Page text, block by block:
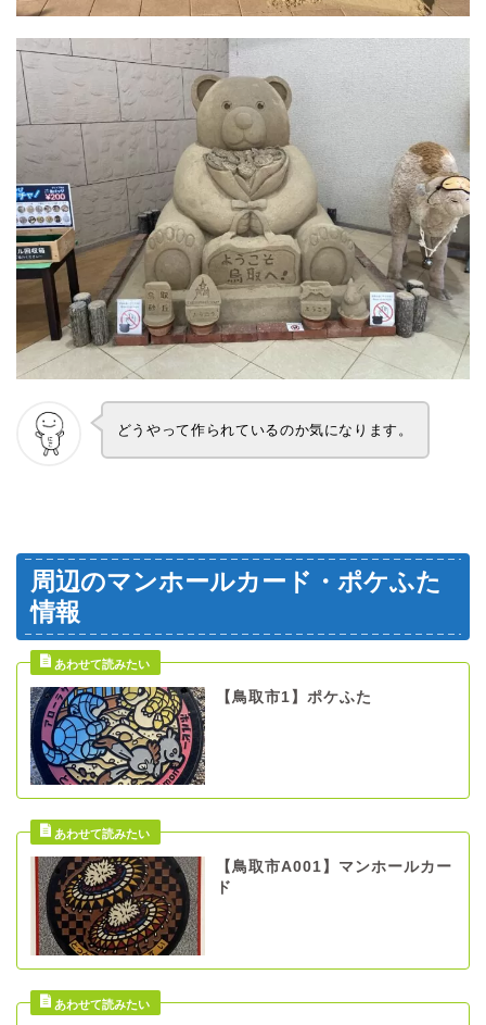
どうやって作られているのか気になります。
周辺のマンホールカード・ポケふた
情報
【鳥取市1】ポケふた
【鳥取市A001】マンホールカー
ド